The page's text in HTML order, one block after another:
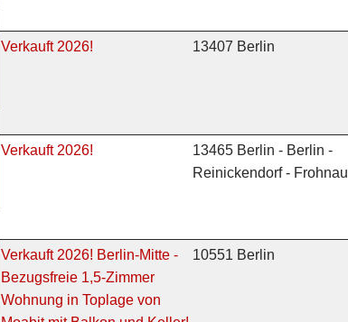
Verkauft 2026! 13407 Berlin
Verkauft 2026!
13465 Berlin - Berlin -
Reinickendorf - Frohnau
Verkauft 2026! Berlin-Mitte -
Bezugsfreie 1,5-Zimmer
Wohnung in Toplage von
10551 Berlin